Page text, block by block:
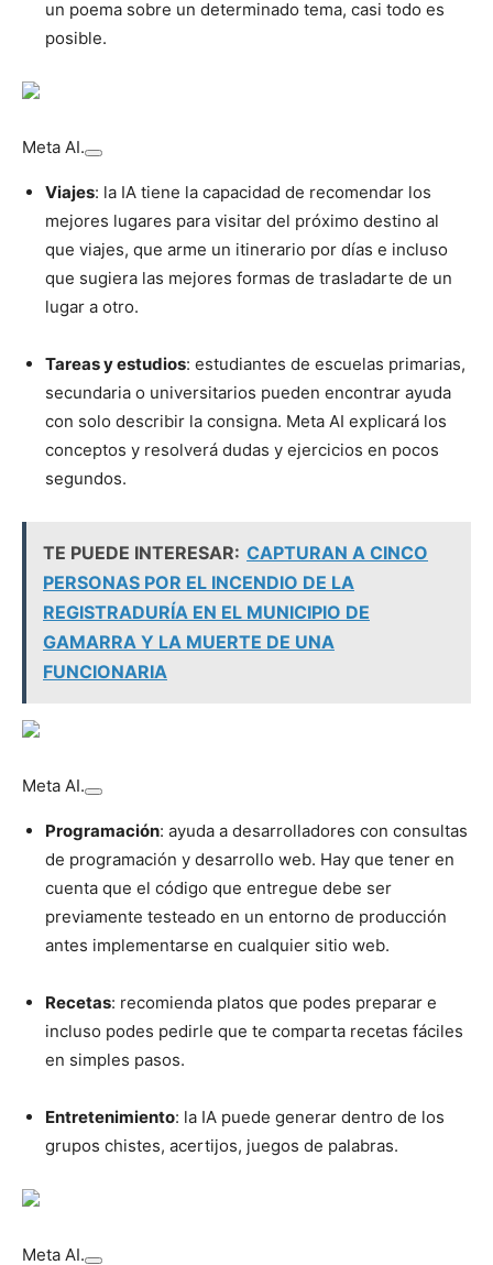
un poema sobre un determinado tema, casi todo es
posible.
Meta AI.
Viajes: la IA tiene la capacidad de recomendar los
mejores lugares para visitar del próximo destino al
que viajes, que arme un itinerario por días e incluso
que sugiera las mejores formas de trasladarte de un
lugar a otro.
Tareas y estudios: estudiantes de escuelas primarias,
secundaria o universitarios pueden encontrar ayuda
con solo describir la consigna. Meta AI explicará los
conceptos y resolverá dudas y ejercicios en pocos
segundos.
TE PUEDE INTERESAR: CAPTURAN A CINCO
PERSONAS POR EL INCENDIO DE LA
REGISTRADURÍA EN EL MUNICIPIO DE
GAMARRA Y LA MUERTE DE UNA
FUNCIONARIA
Meta AI.
Programación: ayuda a desarrolladores con consultas
de programación y desarrollo web. Hay que tener en
cuenta que el código que entregue debe ser
previamente testeado en un entorno de producción
antes implementarse en cualquier sitio web.
Recetas: recomienda platos que podes preparar e
incluso podes pedirle que te comparta recetas fáciles
en simples pasos.
Entretenimiento: la IA puede generar dentro de los
grupos chistes, acertijos, juegos de palabras.
Meta AI.